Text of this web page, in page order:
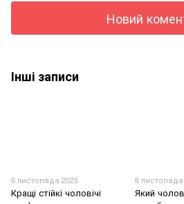
Новий
Інші записи
6 листопада 2025
Кращі стійкі чоловічі
6 листопада
Який